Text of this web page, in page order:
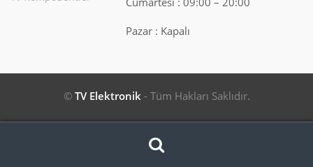
Pazar : Kapalı
© TV Elektronik- Tüm Hakları Saklıdır.